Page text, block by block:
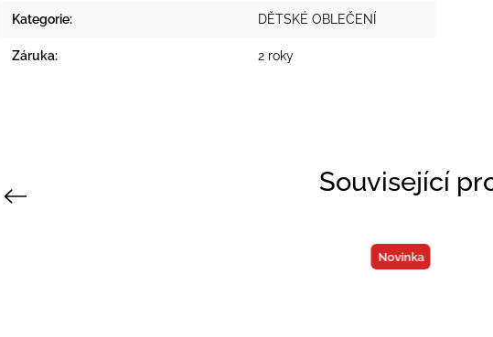
Kategorie: DĚTSKÉ OBLEČENÍ
Záruka: 2 roky
Související
Previous
Novinka